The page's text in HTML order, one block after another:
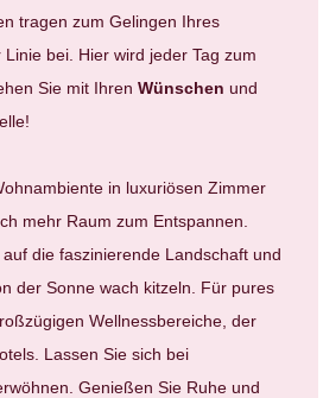
tragen zum Gelingen Ihres
bei. Hier wird jeder Tag zum
Sie mit Ihren Wünschen und
in luxuriösen Zimmer
mehr Raum zum Entspannen.
die faszinierende Landschaft und
der Sonne wach kitzeln. Für pures
Wellnessbereiche, der
Lassen Sie sich bei
Genießen Sie Ruhe und